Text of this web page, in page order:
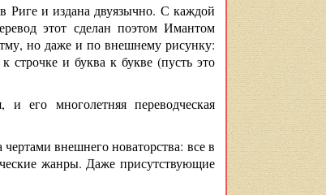
Риге и издана двуязычно. С каждой
этот сделан поэтом Имантом
но даже и по внешнему рисунку:
строчке и буква к букве (пусть это
его многолетняя переводческая
внешнего новаторства: все в
жанры. Даже присутствующие